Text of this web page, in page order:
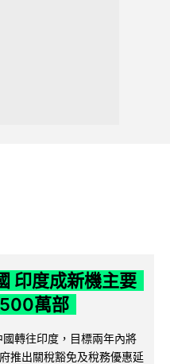
印度成新機主要
萬部
轉往印度，目標兩年內將
推出關稅豁免及稅務優惠延